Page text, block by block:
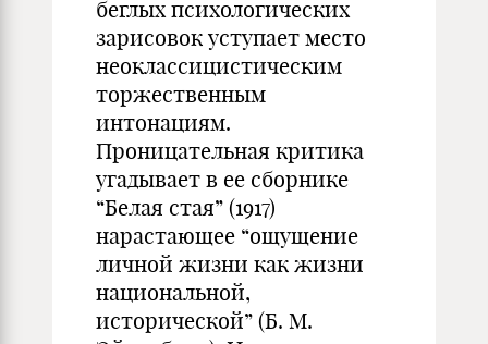
беглых психологических
зарисовок уступает место
неоклассицистическим
торжественным
интонациям.
Проницательная критика
угадывает в ее сборнике
“Белая стая” (1917)
нарастающее “ощущение
личной жизни как жизни
национальной,
исторической” (Б. М.